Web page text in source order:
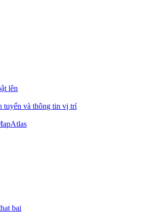
lên
tuyến và thông tin vị trí
bai